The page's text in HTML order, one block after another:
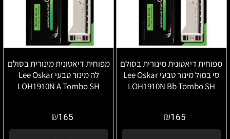
מפוחית דיאטונית מינורית בסולם
סי במול מינור טבעי Lee Oskar
LOH1910N Bb Tombo SH
₪165
מפוחית דיאטונית מינורית בסולם
לה מינור טבעי Lee Oskar
LOH1910N A Tombo SH
₪165